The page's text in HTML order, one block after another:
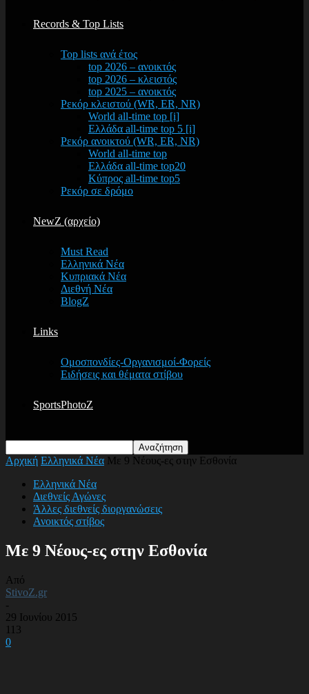
Records & Top Lists
Top lists ανά έτος
top 2026 – ανοικτός
top 2026 – κλειστός
top 2025 – ανοικτός
Ρεκόρ κλειστού (WR, ER, NR)
World all-time top [i]
Ελλάδα all-time top 5 [i]
Ρεκόρ ανοικτού (WR, ER, NR)
World all-time top
Ελλάδα all-time top20
Κύπρος all-time top5
Ρεκόρ σε δρόμο
NewZ (αρχείο)
Must Read
Ελληνικά Νέα
Κυπριακά Νέα
Διεθνή Νέα
BlogZ
Links
Ομοσπονδίες-Οργανισμοί-Φορείς
Ειδήσεις και θέματα στίβου
SportsPhotoZ
Αρχική Ελληνικά Νέα Με 9 Νέους-ες στην Εσθονία
Ελληνικά Νέα
Διεθνείς Αγώνες
Άλλες διεθνείς διοργανώσεις
Ανοικτός στίβος
Με 9 Νέους-ες στην Εσθονία
Από
StivoZ.gr
-
29 Ιουνίου 2015
113
0